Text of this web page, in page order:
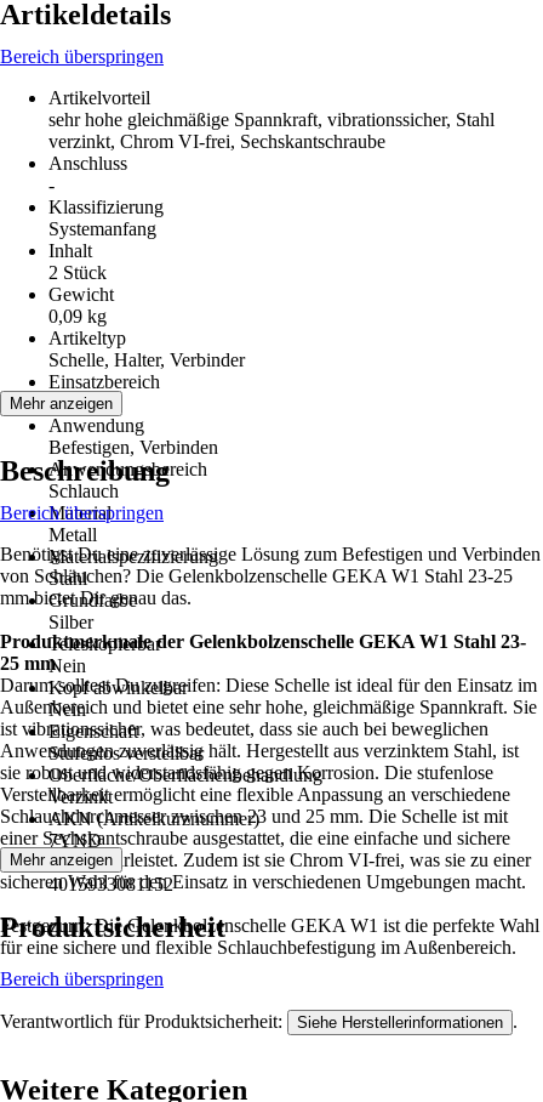
Artikeldetails
Bereich überspringen
Artikelvorteil
sehr hohe gleichmäßige Spannkraft, vibrationssicher, Stahl
verzinkt, Chrom VI-frei, Sechskantschraube
Anschluss
-
Klassifizierung
Systemanfang
Inhalt
2 Stück
Gewicht
0,09 kg
Artikeltyp
Schelle, Halter, Verbinder
Einsatzbereich
Außen
Anwendung
Befestigen, Verbinden
Anwendungsbereich
Schlauch
Material
Metall
Materialspezifizierung
Stahl
Grundfarbe
Silber
Teleskopierbar
Nein
Kopf abwinkelbar
Nein
Eigenschaft
Stufenlos verstellbar
Oberfläche/Oberflächenbehandlung
Verzinkt
AKN (Artikelkurznummer)
7YND
EAN
4015933081152
Mehr anzeigen
Beschreibung
Bereich überspringen
Benötigst Du eine zuverlässige Lösung zum Befestigen und Verbinden
von Schläuchen? Die Gelenkbolzenschelle GEKA W1 Stahl 23-25
mm bietet Dir genau das.
Produktmerkmale der Gelenkbolzenschelle GEKA W1 Stahl 23-
25 mm
Darum solltest Du zugreifen: Diese Schelle ist ideal für den Einsatz im
Außenbereich und bietet eine sehr hohe, gleichmäßige Spannkraft. Sie
ist vibrationssicher, was bedeutet, dass sie auch bei beweglichen
Anwendungen zuverlässig hält. Hergestellt aus verzinktem Stahl, ist
sie robust und widerstandsfähig gegen Korrosion. Die stufenlose
Verstellbarkeit ermöglicht eine flexible Anpassung an verschiedene
Schlauchdurchmesser zwischen 23 und 25 mm. Die Schelle ist mit
einer Sechskantschraube ausgestattet, die eine einfache und sichere
Montage gewährleistet. Zudem ist sie Chrom VI-frei, was sie zu einer
sicheren Wahl für den Einsatz in verschiedenen Umgebungen macht.
Festgezurrt: Die Gelenkbolzenschelle GEKA W1 ist die perfekte Wahl
für eine sichere und flexible Schlauchbefestigung im Außenbereich.
Mehr anzeigen
Produktsicherheit
Bereich überspringen
Verantwortlich für Produktsicherheit: Siehe Herstellerinformationen .
Weitere Kategorien